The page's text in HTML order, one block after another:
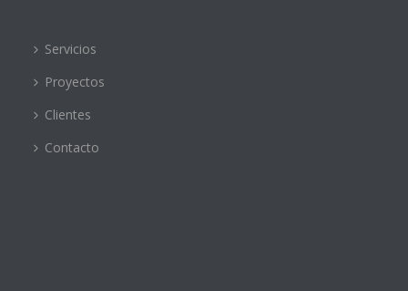
Servicios
Proyectos
Clientes
Contacto